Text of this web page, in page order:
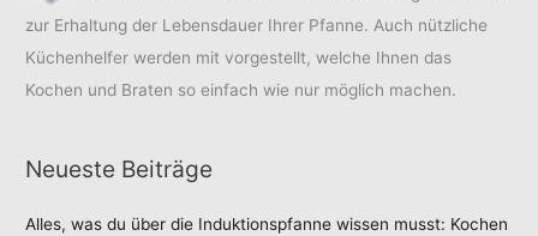
zur Erhaltung der Lebensdauer Ihrer Pfanne. Auch nützliche
Küchenhelfer werden mit vorgestellt, welche Ihnen das
Kochen und Braten so einfach wie nur möglich machen.
Neueste Beiträge
Alles, was du über die Induktionspfanne wissen musst: Kochen